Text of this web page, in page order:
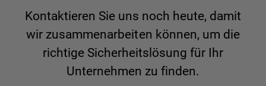
Kontaktieren Sie uns noch heute, damit
wir zusammenarbeiten können, um die
richtige Sicherheitslösung für Ihr
Unternehmen zu finden.